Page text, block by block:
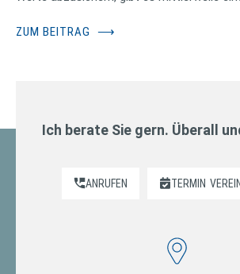
ZUM BEITRAG ⟶
Ich berate Sie gern. Überall
ANRUFEN TERMIN